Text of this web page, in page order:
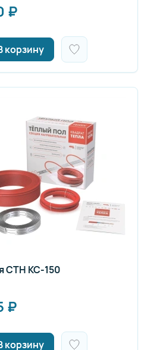
₽
корзину
СТН КС-150
₽
корзину